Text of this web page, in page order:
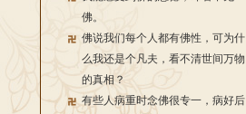
佛。
佛说我们每个人都有佛性，可为什
么我还是个凡夫，看不清世间万物
的真相？
有些人病重时念佛很专一，病好后